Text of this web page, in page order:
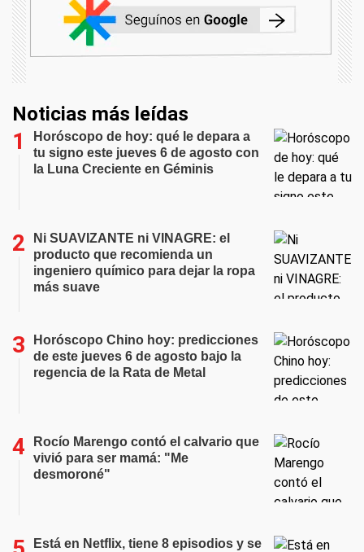
Noticias más leídas
Horóscopo de hoy: qué le depara a
tu signo este jueves 6 de agosto con
la Luna Creciente en Géminis
Ni SUAVIZANTE ni VINAGRE: el
producto que recomienda un
ingeniero químico para dejar la ropa
más suave
Horóscopo Chino hoy: predicciones
de este jueves 6 de agosto bajo la
regencia de la Rata de Metal
Rocío Marengo contó el calvario que
vivió para ser mamá: "Me
desmoroné"
Está en Netflix, tiene 8 episodios y se